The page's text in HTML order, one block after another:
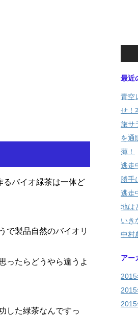
るバイオ緑茶は一体ど
で製品自然のバイオリ
ったらどうやら違うよ
した緑茶なんですっ
最近
青空
せ！
旅サ
を通
薄！
逃走
勝手
逃走
地は
いき
中村
アー